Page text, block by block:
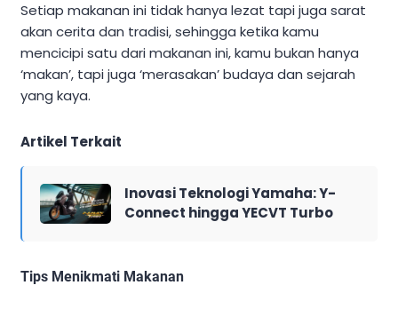
Setiap makanan ini tidak hanya lezat tapi juga sarat
akan cerita dan tradisi, sehingga ketika kamu
mencicipi satu dari makanan ini, kamu bukan hanya
‘makan’, tapi juga ‘merasakan’ budaya dan sejarah
yang kaya.
Artikel Terkait
Inovasi Teknologi Yamaha: Y-
Connect hingga YECVT Turbo
Tips Menikmati Makanan